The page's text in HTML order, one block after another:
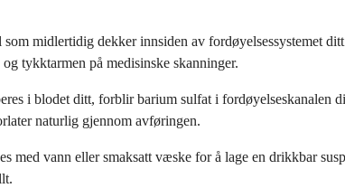
midlertidig dekker innsiden av fordøyelsessystemet
tykktarmen på medisinske skanninger.
i blodet ditt, forblir barium sulfat i
naturlig gjennom avføringen.
med vann eller smaksatt væske for å lage en drikkbar